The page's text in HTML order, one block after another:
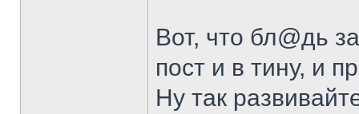
Вот, что бл@дь
пост и в тину, и
Ну так